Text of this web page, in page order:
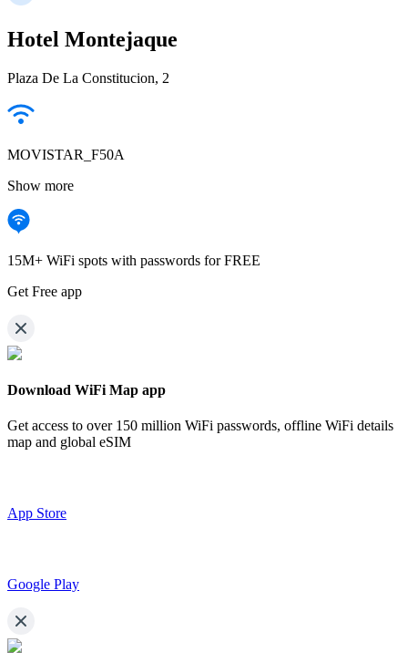
Hotel Montejaque
Plaza De La Constitucion, 2
MOVISTAR_F50A
Show more
15M+ WiFi spots with passwords for FREE
Get Free app
Download WiFi Map app
Get access to over 150 million WiFi passwords, offline WiFi details
map and global eSIM
App Store
Google Play